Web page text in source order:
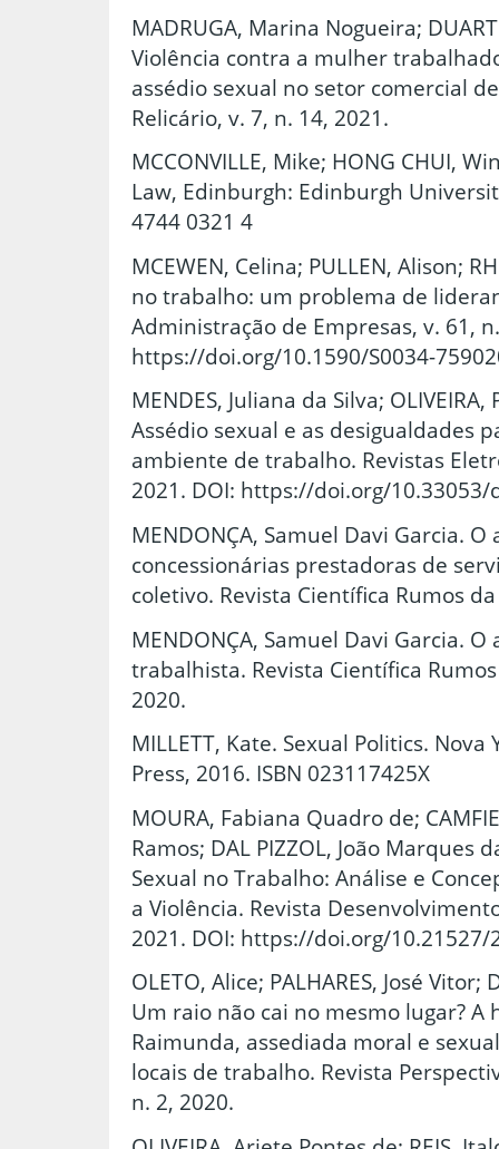
MADRUGA, Marina Nogueira;
Violência contra a mulher
assédio sexual no setor comercial
Relicário, v. 7, n. 14, 2021.
MCCONVILLE, Mike; HONG CHUI,
Law, Edinburgh: Edinburgh
4744 0321 4
MCEWEN, Celina; PULLEN, Alison;
no trabalho: um problema de
Administração de Empresas, v. 61,
https://doi.org/10.1590/S0034-
MENDES, Juliana da Silva;
Assédio sexual e as desigualdades
ambiente de trabalho. Revistas
2021. DOI: https://doi.org/10.33053/
MENDONÇA, Samuel Davi Garcia.
concessionárias prestadoras de
coletivo. Revista Científica Rumos
MENDONÇA, Samuel Davi Garcia.
trabalhista. Revista Científica
2020.
MILLETT, Kate. Sexual Politics.
Press, 2016. ISBN 023117425X
MOURA, Fabiana Quadro de;
Ramos; DAL PIZZOL, João Marques
Sexual no Trabalho: Análise e
a Violência. Revista
2021. DOI: https://doi.org/10.21527/
OLETO, Alice; PALHARES, José
Um raio não cai no mesmo lugar? A
Raimunda, assediada moral e
locais de trabalho. Revista
n. 2, 2020.